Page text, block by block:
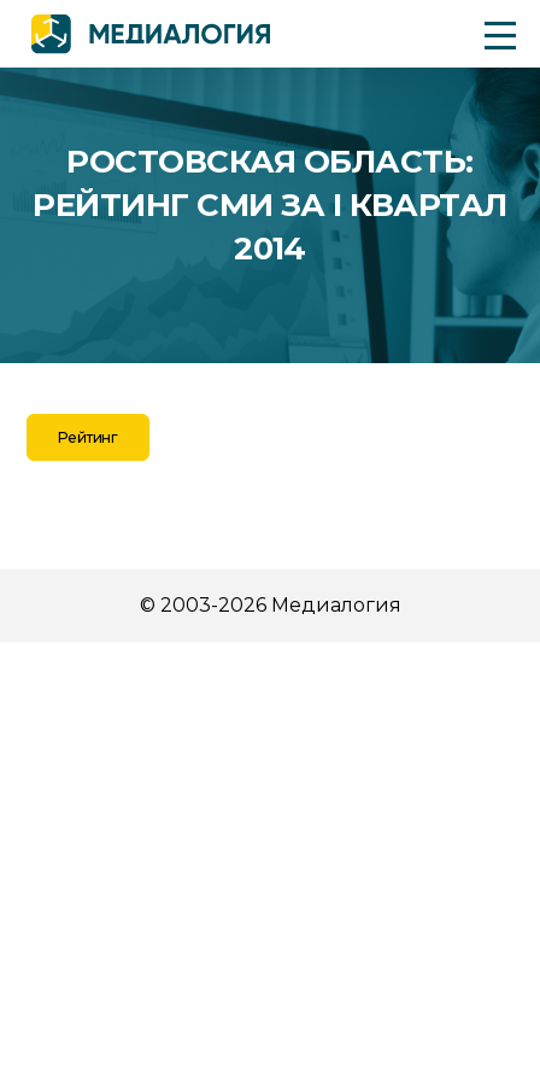
РОСТОВСКАЯ ОБЛАСТЬ:
РЕЙТИНГ СМИ ЗА I КВАРТАЛ
2014
Рейтинг
© 2003-2026 Медиалогия